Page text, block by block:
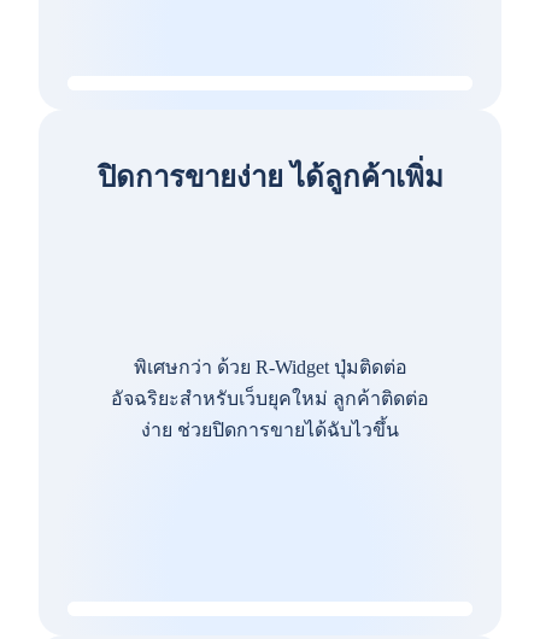
ปิดการขายง่าย ได้ลูกค้าเพิ่ม
พิเศษกว่า ด้วย R-Widget ปุ่มติดต่อ
อัจฉริยะสำหรับเว็บยุคใหม่ ลูกค้าติดต่อ
ง่าย ช่วยปิดการขายได้ฉับไวขึ้น